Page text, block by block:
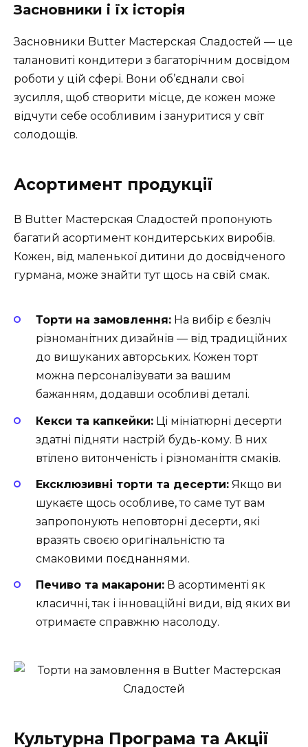
Засновники і їх історія
Засновники Butter Мастерская Сладостей — це
талановиті кондитери з багаторічним досвідом
роботи у цій сфері. Вони об’єднали свої
зусилля, щоб створити місце, де кожен може
відчути себе особливим і зануритися у світ
солодощів.
Асортимент продукції
В Butter Мастерская Сладостей пропонують
багатий асортимент кондитерських виробів.
Кожен, від маленької дитини до досвідченого
гурмана, може знайти тут щось на свій смак.
Торти на замовлення: На вибір є безліч
різноманітних дизайнів — від традиційних
до вишуканих авторських. Кожен торт
можна персоналізувати за вашим
бажанням, додавши особливі деталі.
Кекси та капкейки: Ці мініатюрні десерти
здатні підняти настрій будь-кому. В них
втілено витонченість і різноманіття смаків.
Ексклюзивні торти та десерти: Якщо ви
шукаєте щось особливе, то саме тут вам
запропонують неповторні десерти, які
вразять своєю оригінальністю та
смаковими поєднаннями.
Печиво та макарони: В асортименті як
класичні, так і інноваційні види, від яких ви
отримаєте справжню насолоду.
Культурна Програма та Акції